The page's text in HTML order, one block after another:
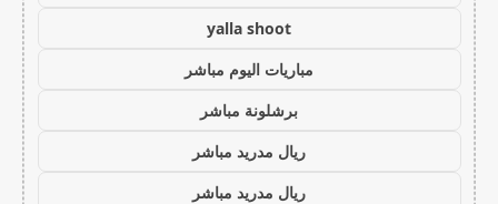
yalla shoot
مباريات اليوم مباشر
برشلونة مباشر
ريال مدريد مباشر
ريال مدريد مباشر